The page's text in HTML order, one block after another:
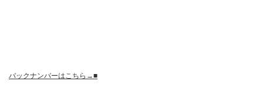
バックナンバーはこちら→■